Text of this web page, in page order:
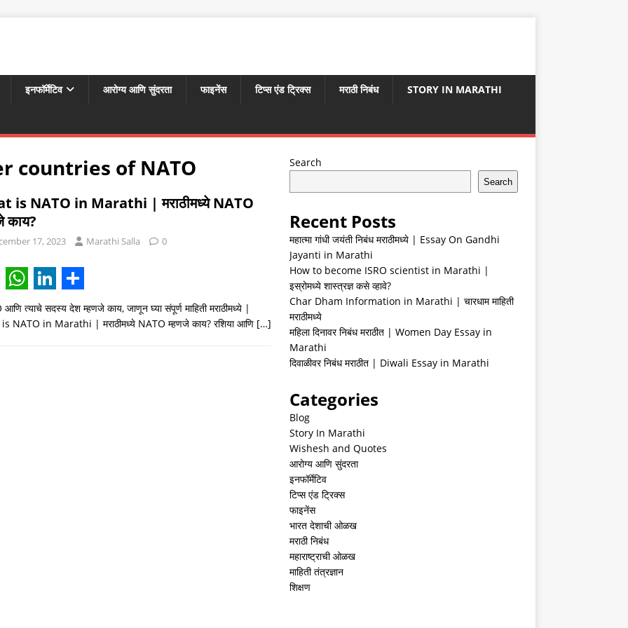
इनफॉर्मेटिव आरोग्य आणि सुंदरता फाइनेंस टिप्स एंड ट्रिक्स मराठी निबंध STORY IN MARATHI
countries of NATO
is NATO in Marathi | मराठीमध्ये NATO
काय?
17, 2023 Marathi Salla 0
W
h
L
i
S
h
त्याचे सदस्य देश म्हणजे काय, जाणून घ्या संपूर्ण माहिती मराठीमध्ये |
NATO in Marathi | मराठीमध्ये NATO म्हणजे काय? रशिया आणि […]
Search
Search
Recent Posts
महात्मा गांधी जयंती निबंध मराठीमध्ये | Essay On Gandhi
Jayanti in Marathi
How to become ISRO scientist in Marathi |
इस्रोमध्ये शास्त्रज्ञ कसे व्हावे?
Char Dham Information in Marathi | चारधाम माहिती
मराठीमध्ये
महिला दिनावर निबंध मराठीत | Women Day Essay in
Marathi
दिवाळीवर निबंध मराठीत | Diwali Essay in Marathi
Categories
Blog
Story In Marathi
Wishesh and Quotes
आरोग्य आणि सुंदरता
इनफॉर्मेटिव
टिप्स एंड ट्रिक्स
फाइनेंस
भारत देशाची ओळख
मराठी निबंध
महाराष्ट्राची ओळख
माहिती तंत्रज्ञान
शिक्षण